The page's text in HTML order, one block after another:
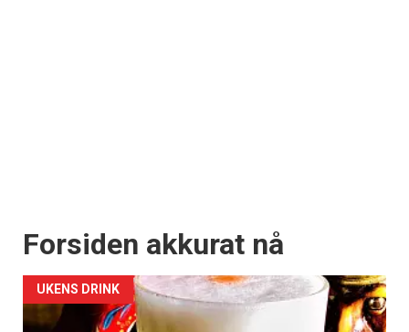
Forsiden akkurat nå
UKENS DRINK